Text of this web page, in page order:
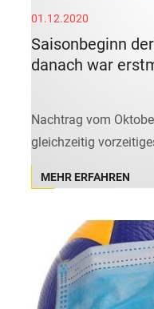
01.12.2020
Saisonbeginn
danach war
Nachtrag vom
gleichzeitig
MEHR ERFAHREN